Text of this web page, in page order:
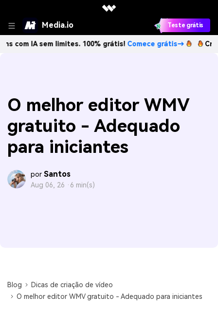
Media.io Teste grátis
sem limites. 100% grátis!Comece grátis→ Crie
O melhor editor WMV
gratuito - Adequado
para iniciantes
por Santos
Aug 06, 26 · 6 min(s)
Blog
Dicas de criação de vídeo
O melhor editor WMV gratuito - Adequado para iniciantes